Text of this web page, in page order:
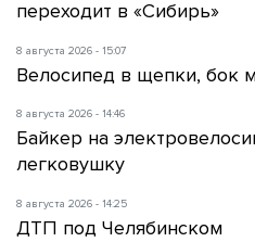
переходит в «Сибирь»
8 августа 2026 - 15:07
Велосипед в щепки, бок
8 августа 2026 - 14:46
Байкер на
легковушку
8 августа 2026 - 14:25
ДТП под Челябинском